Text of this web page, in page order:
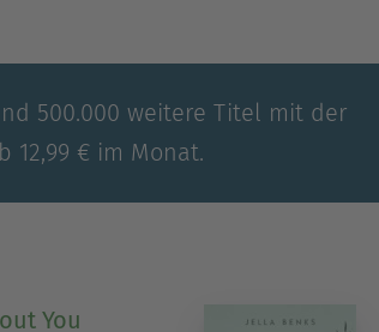
500.000 weitere Titel mit der
12,99 € im Monat.
You